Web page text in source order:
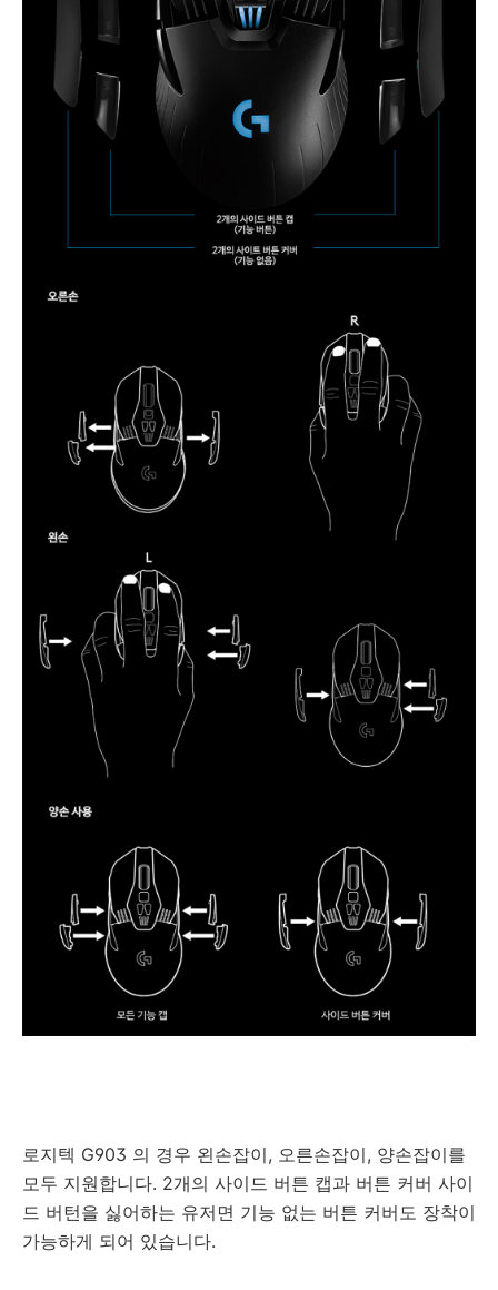
로지텍 G903 의 경우 왼손잡이, 오른손잡이, 양손잡이를
모두 지원합니다. 2개의 사이드 버튼 캡과 버튼 커버 사이
드 버턴을 싫어하는 유저면 기능 없는 버튼 커버도 장착이
가능하게 되어 있습니다.